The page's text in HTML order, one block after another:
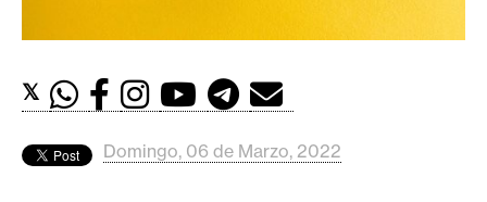
d
B
𝕏
Domingo, 06 de Marzo, 2022